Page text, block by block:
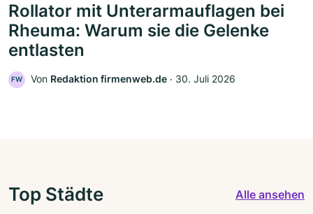
Rollator mit Unterarmauflagen bei
Rheuma: Warum sie die Gelenke
entlasten
FW Von Redaktion firmenweb.de ‧ 30. Juli 2026
Top Städte Alle ansehen